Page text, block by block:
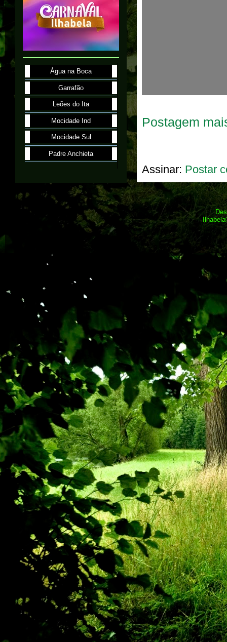
Postagem
Assinar: Postar
Água na Boca
Garrafão
Leões do Ita
Mocidade Ind
Mocidade Sul
Padre Anchieta